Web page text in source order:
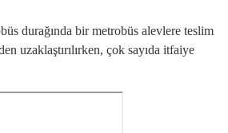
durağında bir metrobüs alevlere teslim
uzaklaştırılırken, çok sayıda itfaiye